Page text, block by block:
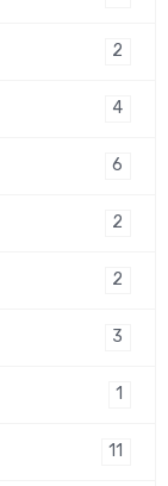
2
4
6
2
2
3
1
11